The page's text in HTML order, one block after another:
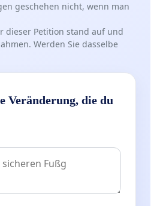
geschehen nicht, wenn man
dieser Petition stand auf und
Werden Sie dasselbe
Veränderung, die du